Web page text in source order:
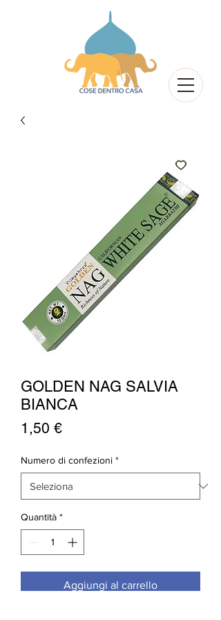
GOLDEN NAG SALVIA
BIANCA
1,50 €Prezzo
Numero di confezioni *
Quantità *
Aggiungi al carrello